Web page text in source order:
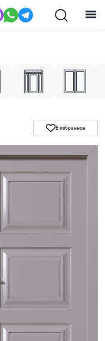
В избранное